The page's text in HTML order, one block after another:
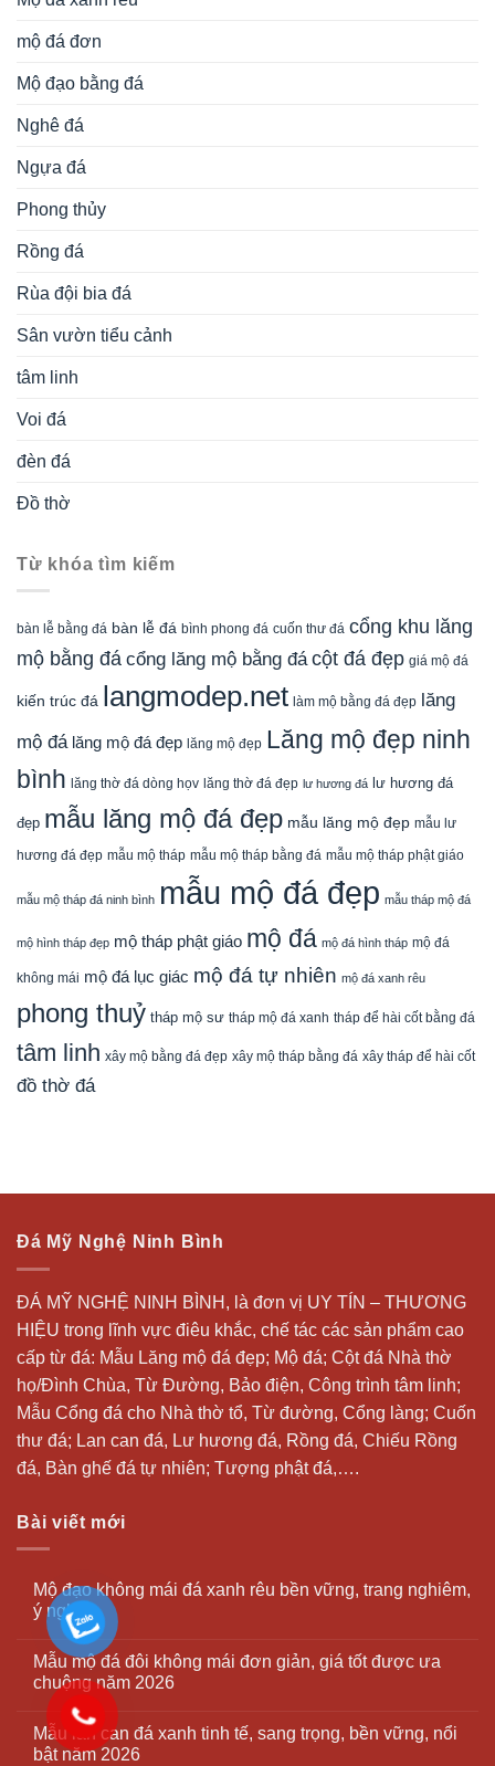
mộ đá đơn
Mộ đạo bằng đá
Nghê đá
Ngựa đá
Phong thủy
Rồng đá
Rùa đội bia đá
Sân vườn tiểu cảnh
tâm linh
Voi đá
đèn đá
Đồ thờ
Từ khóa tìm kiếm
bàn lễ bằng đá bàn lễ đá bình phong đá cuốn thư đá cổng khu lăng
mộ bằng đá cổng lăng mộ bằng đá cột đá đẹp giá mộ đá
kiến trúc đá langmodep.net làm mộ bằng đá đẹp lăng
mộ đá lăng mộ đá đẹp lăng mộ đẹp Lăng mộ đẹp ninh
bình lăng thờ đá dòng họv lăng thờ đá đẹp lư hương đá lư hương đá
đẹp mẫu lăng mộ đá đẹp mẫu lăng mộ đẹp mẫu lư
hương đá đẹp mẫu mộ tháp mẫu mộ tháp bằng đá mẫu mộ tháp phật giáo
mẫu mộ tháp đá ninh bình mẫu mộ đá đẹp mẫu tháp mộ đá
mộ hình tháp đẹp mộ tháp phật giáo mộ đá mộ đá hình tháp mộ đá
không mái mộ đá lục giác mộ đá tự nhiên mộ đá xanh rêu
phong thuỷ tháp mộ sư tháp mộ đá xanh tháp để hài cốt bằng đá
tâm linh xây mộ bằng đá đẹp xây mộ tháp bằng đá xây tháp để hài cốt
đồ thờ đá
Đá Mỹ Nghệ Ninh Bình
ĐÁ MỸ NGHỆ NINH BÌNH, là đơn vị UY TÍN – THƯƠNG
HIỆU trong lĩnh vực điêu khắc, chế tác các sản phẩm cao
cấp từ đá: Mẫu Lăng mộ đá đẹp; Mộ đá; Cột đá Nhà thờ
họ/Đình Chùa, Từ Đường, Bảo điện, Công trình tâm linh;
Mẫu Cổng đá cho Nhà thờ tổ, Từ đường, Cổng làng; Cuốn
thư đá; Lan can đá, Lư hương đá, Rồng đá, Chiếu Rồng
đá, Bàn ghế đá tự nhiên; Tượng phật đá,….
Bài viết mới
Mộ đạo không mái đá xanh rêu bền vững, trang nghiêm,
ý nghĩa
Mẫu mộ đá đôi không mái đơn giản, giá tốt được ưa
chuộng năm 2026
Mẫu lan can đá xanh tinh tế, sang trọng, bền vững, nổi
bật năm 2026